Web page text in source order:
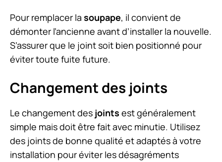
Pour remplacer la soupape, il convient de
démonter l’ancienne avant d’installer la nouvelle.
S’assurer que le joint soit bien positionné pour
éviter toute fuite future.
Changement des joints
Le changement des joints est généralement
simple mais doit être fait avec minutie. Utilisez
des joints de bonne qualité et adaptés à votre
installation pour éviter les désagréments